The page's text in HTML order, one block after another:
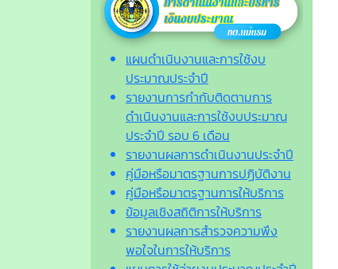
แผนดำเนินงานและการใช้งบ
ประมาณประจำปี
รายงานการกำกับติดตามการ
ดำเนินงานและการใช้งบประมาณ
ประจำปี รอบ 6 เดือน
รายงานผลการดำเนินงานประจำปี
คู่มือหรือมาตรฐานการปฏิบัติงาน
คู่มือหรือมาตรฐานการให้บริการ
ข้อมูลเชิงสถิติการให้บริการ
รายงานผลการสำรวจความพึง
พอใจในการให้บริการ